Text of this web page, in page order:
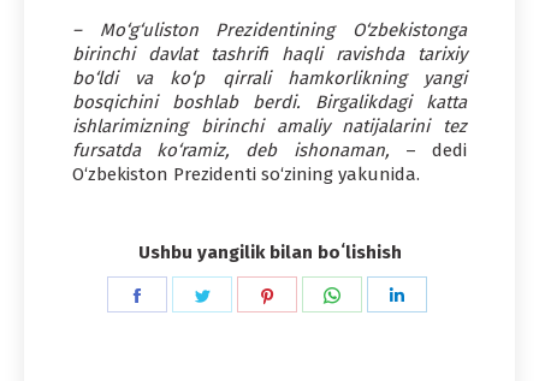
– Mo‘g‘uliston Prezidentining O‘zbekistonga
birinchi davlat tashrifi haqli ravishda tarixiy
bo‘ldi va ko‘p qirrali hamkorlikning yangi
bosqichini boshlab berdi. Birgalikdagi katta
ishlarimizning birinchi amaliy natijalarini tez
fursatda ko‘ramiz, deb ishonaman, – dedi
O‘zbekiston Prezidenti so‘zining yakunida.
Ushbu yangilik bilan boʻlishish
Share
Share
Share
Share